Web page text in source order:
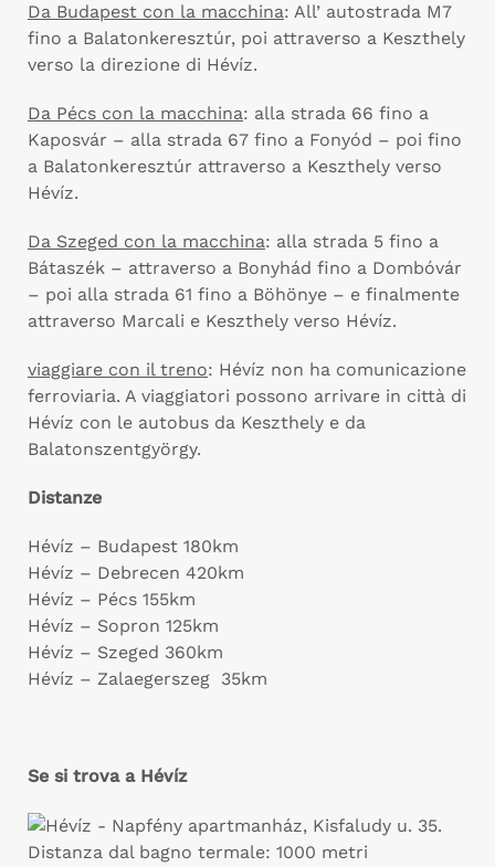
Da Budapest con la macchina: All’ autostrada M7
fino a Balatonkeresztúr, poi attraverso a Keszthely
verso la direzione di Hévíz.
Da Pécs con la macchina: alla strada 66 fino a
Kaposvár – alla strada 67 fino a Fonyód – poi fino
a Balatonkeresztúr attraverso a Keszthely verso
Hévíz.
Da Szeged con la macchina: alla strada 5 fino a
Bátaszék – attraverso a Bonyhád fino a Dombóvár
– poi alla strada 61 fino a Böhönye – e finalmente
attraverso Marcali e Keszthely verso Hévíz.
viaggiare con il treno: Hévíz non ha comunicazione
ferroviaria. A viaggiatori possono arrivare in città di
Hévíz con le autobus da Keszthely e da
Balatonszentgyörgy.
Distanze
Hévíz – Budapest 180km
Hévíz – Debrecen 420km
Hévíz – Pécs 155km
Hévíz – Sopron 125km
Hévíz – Szeged 360km
Hévíz – Zalaegerszeg 35km
Se si trova a Hévíz
Distanza dal bagno termale: 1000 metri